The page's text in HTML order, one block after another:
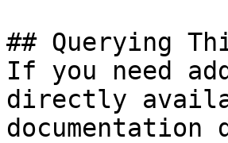
## Querying
If you need
directly